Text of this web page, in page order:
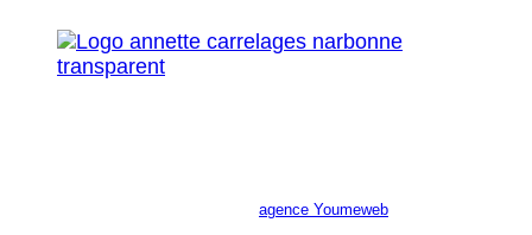
agence Youmeweb